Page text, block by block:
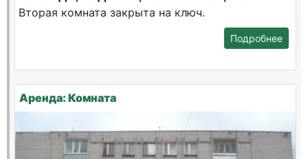
Вторая комната закрыта на ключ.
Подробнее
Аренда: Комната